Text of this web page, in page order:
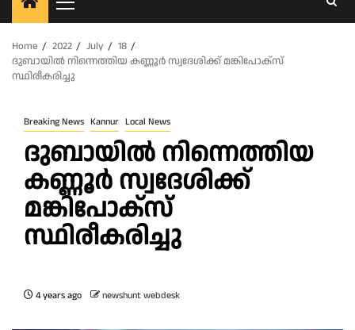
Primary
Menu
Home
2022 July
18
ദുബായിൽ നിന്നെത്തിയ കണ്ണൂർ സ്വദേശിക്ക് മങ്കിപോക്സ്
സ്ഥിരീകരിച്ചു
Breaking News Kannur Local News
ദുബായിൽ നിന്നെത്തിയ
കണ്ണൂർ സ്വദേശിക്ക്
മങ്കിപോക്സ്
സ്ഥിരീകരിച്ചു
4 years ago newshunt webdesk